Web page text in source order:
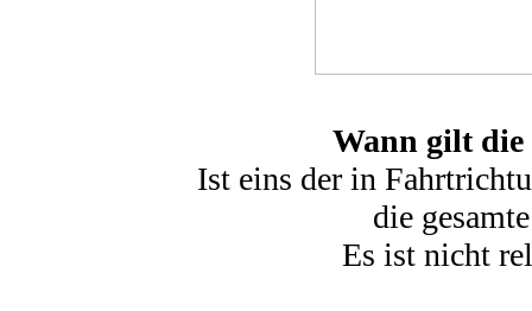
Wann gilt die
Ist eins der in
die
Es ist nicht